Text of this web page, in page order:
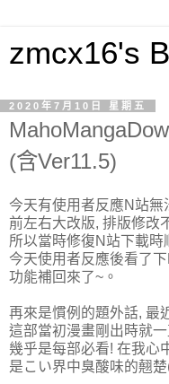
zmcx16's
2020年7月10日 星期五
(含Ver11.5)
今天有使用者反應N站無
前左右大改版, 排版修改
所以當時修復N站下載
今天使用者反應後看了
功能補回來了~。
再來是慣例的題外話, 最
這部當初漫畫剛出時就
幾乎是每部必看! 在我心
是こい界中臭酸味的翹